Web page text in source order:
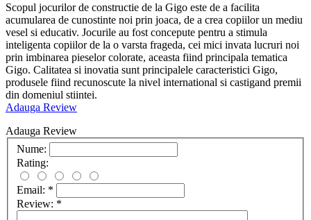
Scopul jocurilor de constructie de la Gigo este de a facilita
acumularea de cunostinte noi prin joaca, de a crea copiilor un mediu
vesel si educativ. Jocurile au fost concepute pentru a stimula
inteligenta copiilor de la o varsta frageda, cei mici invata lucruri noi
prin imbinarea pieselor colorate, aceasta fiind principala tematica
Gigo. Calitatea si inovatia sunt principalele caracteristici Gigo,
produsele fiind recunoscute la nivel international si castigand premii
din domeniul stiintei.
Adauga Review
Adauga Review
Nume:
Rating:
Email: *
Review: *